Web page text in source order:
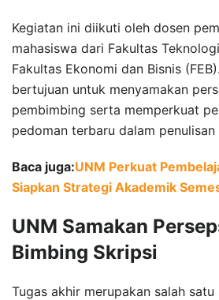
Kegiatan ini diikuti oleh dosen
mahasiswa dari Fakultas
Fakultas Ekonomi dan Bisnis
bertujuan untuk menyamakan
pembimbing serta memperkuat
pedoman terbaru dalam penulisan
Baca juga:UNM Perkuat
Siapkan Strategi Akademik
UNM Samakan
Bimbing Skripsi
Tugas akhir merupakan salah